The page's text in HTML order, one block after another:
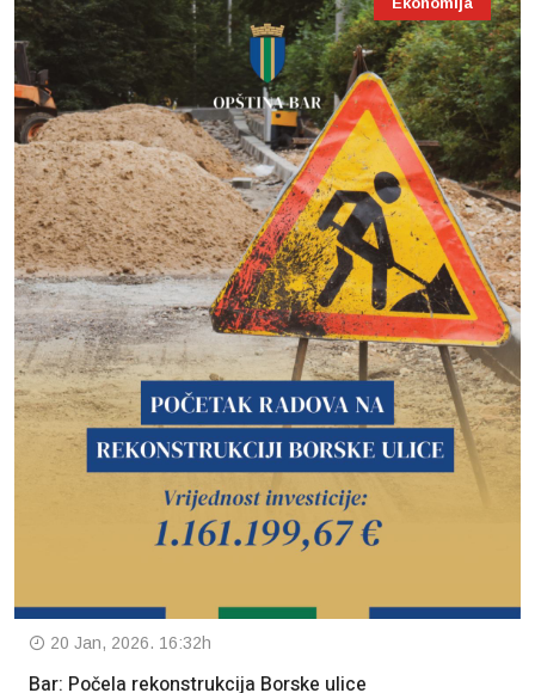
20 Jan, 2026. 16:32h
Bar: Počela rekonstrukcija Borske ulice